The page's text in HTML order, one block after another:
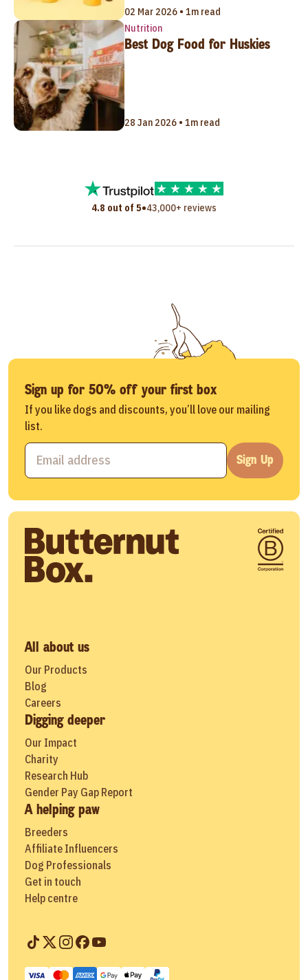
02 Mar 2026 • 1m read
Nutrition
Best Dog Food for Huskies
28 Jan 2026 • 1m read
4.8 out of 5•43,000+ reviews
Sign up for 50% off your first box
If you like dogs and discounts, you’ll love our mailing
list.
Sign Up
All about us
Our Products
Blog
Careers
Digging deeper
Our Impact
Charity
Research Hub
Gender Pay Gap Report
A helping paw
Breeders
Affiliate Influencers
Dog Professionals
Get in touch
Help centre